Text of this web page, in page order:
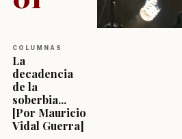
COLUMNAS
La
decadencia
de la
soberbia...
[Por Mauricio
Vidal Guerra]